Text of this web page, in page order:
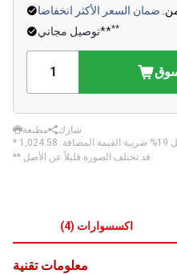
ضمان السعر الأكثر انخفاضا
توصيل مجاني****
مطبعة
شارك
** قد تختلف الصورة قليلاً عن الأصل.
اكسسوارات (
4
)
معلومات تقنية